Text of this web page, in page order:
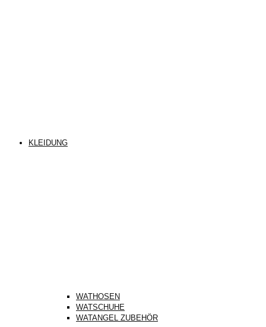
KLEIDUNG
WATHOSEN
WATSCHUHE
WATANGEL ZUBEHÖR